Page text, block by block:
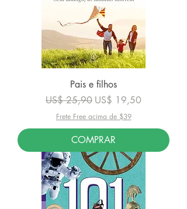
Pais e filhos
Preço normal
US$ 25,90 Preço promocional
US$ 19,50
Frete Free acima de $39
COMPRAR